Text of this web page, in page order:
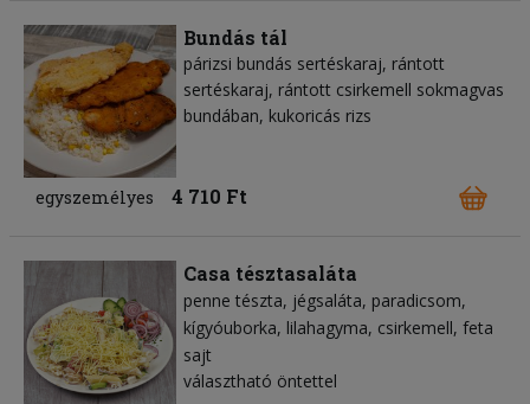
Bundás tál
párizsi bundás sertéskaraj, rántott
sertéskaraj, rántott csirkemell sokmagvas
bundában, kukoricás rizs
egyszemélyes 4 710 Ft
Casa tésztasaláta
penne tészta jégsaláta paradicsom
kígyóuborka lilahagyma csirkemell feta
sajt
választható öntettel